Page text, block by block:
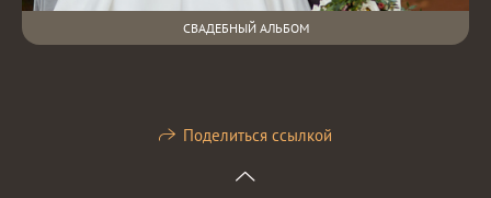
СВАДЕБНЫЙ АЛЬБОМ
Поделиться ссылкой